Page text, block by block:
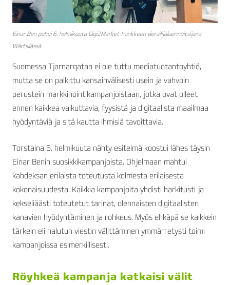
Einar Ben puhui 6. helmikuuta Digi2Market-hankkeen vierailijaluennoitsijana
Wärtsilässä.
Suomessa Tjarnargatan ei ole tuttu mediatuotantoyhtiö,
mutta se on palkittu kansainvälisesti usein ja vahvoin
perustein markkinointikampanjoistaan, jotka ovat olleet
ennen kaikkea vaikuttavia, fyysistä ja digitaalista maailmaa
hyödyntäviä ja sitä kautta ihmisiä tavoittavia.
Torstaina 6. helmikuuta nähty esitelmä koostui lähes täysin
Einar Benin suosikkikampanjoista. Ohjelmaan mahtui
kahdeksan erilaista toteutusta kolmesta erilaisesta
kokonaisuudesta. Kaikkia kampanjoita yhdisti harkitusti ja
kekseliäästi toteutetut tarinat, olennaisten digitaalisten
kanavien hyödyntäminen ja rohkeus. Myös ehkäpä se kaikkein
tärkein eli halutun viestin välittäminen ymmärretysti toimi
kampanjoissa esimerkillisesti.
Röyhkeä kampanja katkaisi välit